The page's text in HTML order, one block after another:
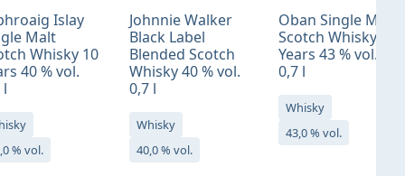
Islay
Malt
Whisky 10
40 % vol.
l
% vol.
Johnnie Walker
Black Label
Blended Scotch
Whisky 40 % vol.
0,7 l
Whisky
40,0 % vol.
Oban Single Malt
Scotch Whisky 14
Years 43 % vol.
0,7 l
Whisky
43,0 % vol.